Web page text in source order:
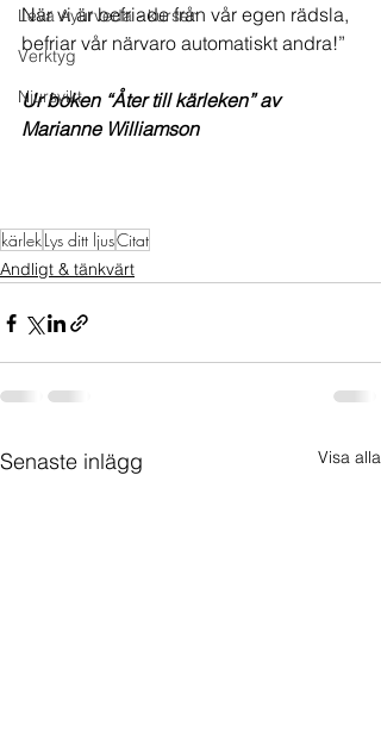
Leva Ayurveda - kursen
Verktyg
Njursvikt
När vi är befriade från vår egen rädsla,
befriar vår närvaro automatiskt andra!”
Ur boken “Åter till kärleken” av
Marianne Williamson
kärlekLys ditt ljusCitat
Andligt & tänkvärt
Senaste inlägg Visa alla